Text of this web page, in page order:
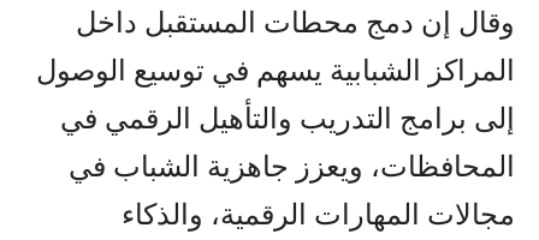
وقال إن دمج محطات المستقبل داخل
المراكز الشبابية يسهم في توسيع الوصول
إلى برامج التدريب والتأهيل الرقمي في
المحافظات، ويعزز جاهزية الشباب في
مجالات المهارات الرقمية، والذكاء